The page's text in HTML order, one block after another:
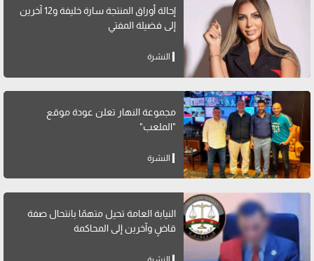
إحالة أوراق المنتجة سارة خليفة و12 آخرين
إلى فضيلة المفتي
النشرة
مجموعة النهار تعلن عودة موقع
"الملعب"
النشرة
النيابة العامة تحيل متهمًا بانتحال صفة
قاضٍ وآخرين إلى المحاكمة